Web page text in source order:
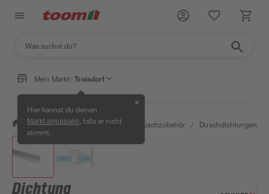
Mein Markt: Troisdorf
Hier kannst du deinen
Markt anpassen , falls er nicht
stimmt.
✕
/ Bad & Sanitär / Duschen Duschzubehör / Duschdichtungen
Dichtung